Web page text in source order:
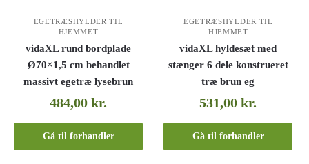
EGETRÆSHYLDER TIL
HJEMMET
vidaXL rund bordplade
Ø70×1,5 cm behandlet
massivt egetræ lysebrun
484,00kr.
Gå til forhandler
EGETRÆSHYLDER TIL
HJEMMET
vidaXL hyldesæt med
stænger 6 dele konstrueret
træ brun eg
531,00kr.
Gå til forhandler